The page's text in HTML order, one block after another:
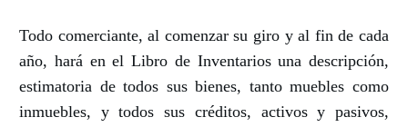
Todo comerciante, al comenzar su giro y al fin de cada
año, hará en el Libro de Inventarios una descripción,
estimatoria de todos sus bienes, tanto muebles como
inmuebles, y todos sus créditos, activos y pasivos,